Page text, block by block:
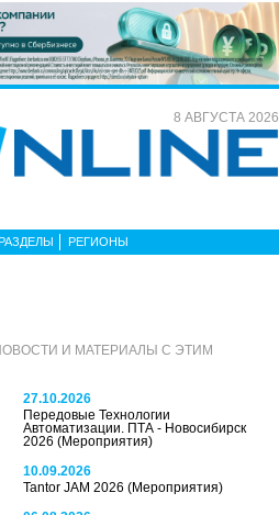
8 АВГУСТА 2026
РЕГИОНЫ
И МАТЕРИАЛЫ С ЭТИМ
27.10.2026
Передовые Технологии
Автоматизации. ПТА - Новосибирск
2026(Мероприятия)
10.09.2026
Tantor JAM 2026(Мероприятия)